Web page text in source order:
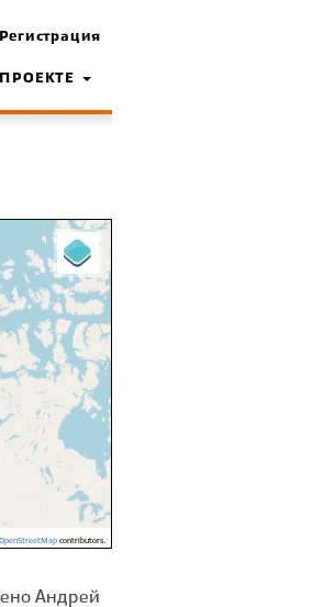
Регистрация
OpenStreetMapcontributors.
Андрей